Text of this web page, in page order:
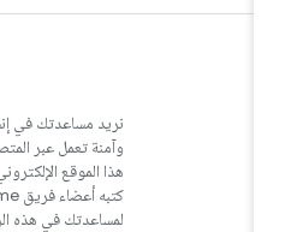
نريد مساعدتك في إنشاء
وآمنة تعمل عبر
هذا الموقع الإلكتروني
لمساعدتك في هذه الرحلة.